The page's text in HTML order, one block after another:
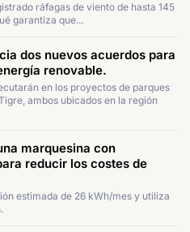
ráfagas de viento de hasta 145
garantiza que...
dos nuevos acuerdos para
renovable.
en los proyectos de parques
ambos ubicados en la región
marquesina con
reducir los costes de
estimada de 26 kWh/mes y utiliza